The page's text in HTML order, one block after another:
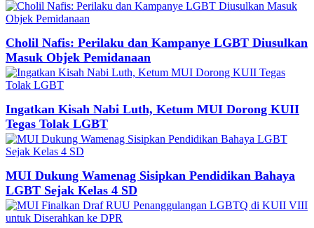
Cholil Nafis: Perilaku dan Kampanye LGBT Diusulkan
Masuk Objek Pemidanaan
Ingatkan Kisah Nabi Luth, Ketum MUI Dorong KUII
Tegas Tolak LGBT
MUI Dukung Wamenag Sisipkan Pendidikan Bahaya
LGBT Sejak Kelas 4 SD